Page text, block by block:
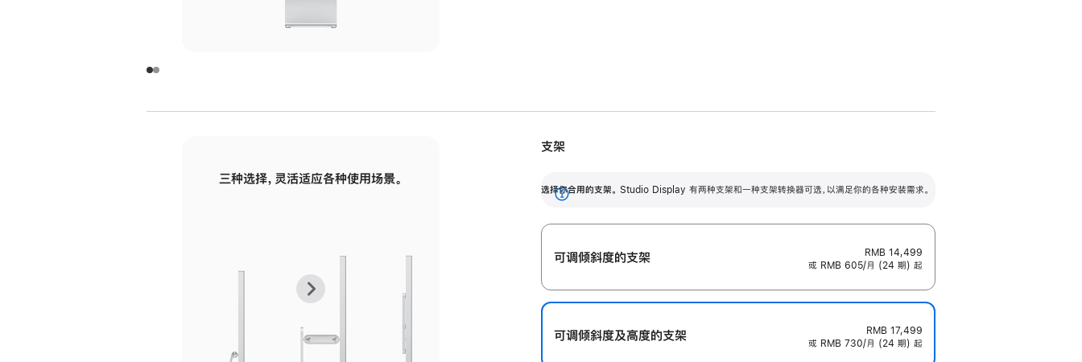
面
面
三种选择，灵活适应各种使用场景。
调节范围。
毫米的高度调节范围。
上
张
下
张
支架
选择你合用的支架。 Studio Display 有两种支架和一种支架转换器可选，以满足你的各种安装需求。
展
开
可调倾斜度的支架
RMB 14,499
或 RMB 605/月 (24 期) 起
可调倾斜度及高‍度的支‍架
RMB 17,499
或 RMB 730/月 (24 期) 起